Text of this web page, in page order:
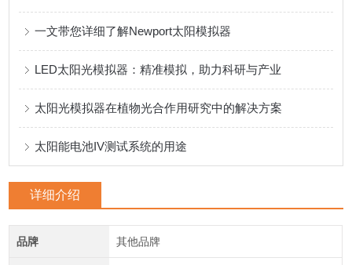
一文带您详细了解Newport太阳模拟器
LED太阳光模拟器：精准模拟，助力科研与产业
太阳光模拟器在植物光合作用研究中的解决方案
太阳能电池IV测试系统的用途
详细介绍
品牌 其他品牌